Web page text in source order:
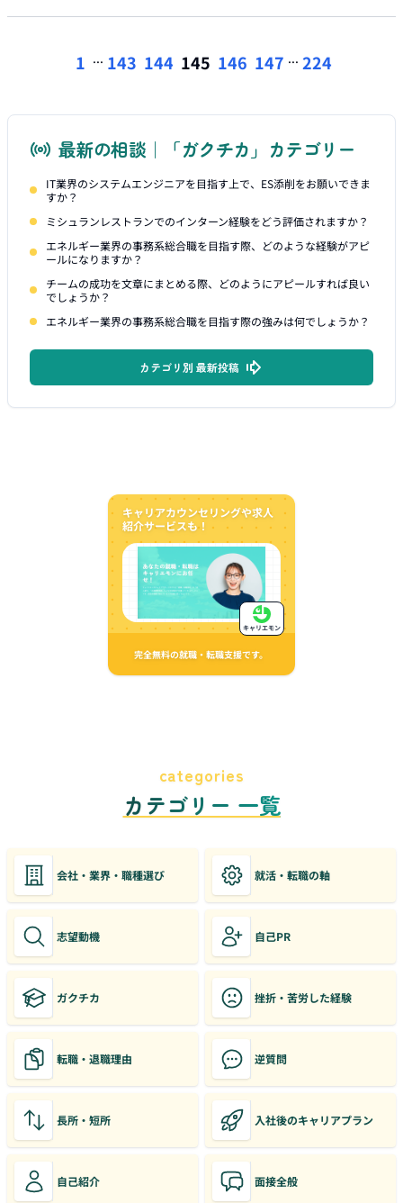
1 ... 143 144 145 146 147 ... 224
最新の相談｜「ガクチカ」カテゴリー
IT業界のシステムエンジニアを目指す上で、ES添削をお願いできま
すか？
ミシュランレストランでのインターン経験をどう評価されますか？
エネルギー業界の事務系総合職を目指す際、どのような経験がアピ
ールになりますか？
チームの成功を文章にまとめる際、どのようにアピールすれば良い
でしょうか？
エネルギー業界の事務系総合職を目指す際の強みは何でしょうか？
カテゴリ別 最新投稿
キャリアカウンセリングや求人
紹介サービスも！
完全無料の就職・転職支援です。
キャリエモン
categories
カテゴリー 一覧
会社・業界・職種選び 就活・転職の軸
志望動機 自己PR
ガクチカ 挫折・苦労した経験
転職・退職理由 逆質問
長所・短所 入社後のキャリアプラン
自己紹介 面接全般